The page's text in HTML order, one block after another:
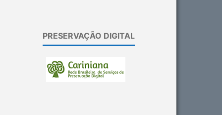
PRESERVAÇÃO DIGITAL